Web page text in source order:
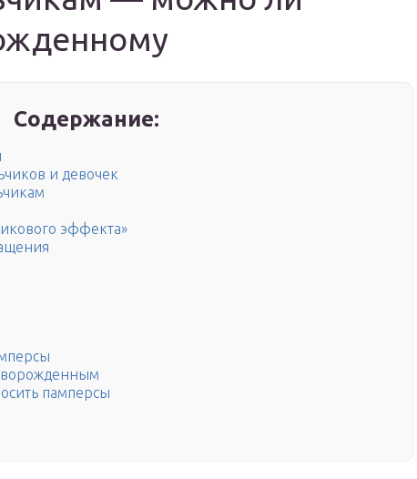
Содержание:
и девочек
эффекта»
памперсы